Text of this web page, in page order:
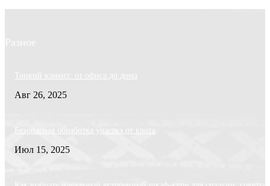
Разное
Тонкий клиент: от офиса до дома
Авг 26, 2025
Безопасная обработка участка от крота
Июл 15, 2025